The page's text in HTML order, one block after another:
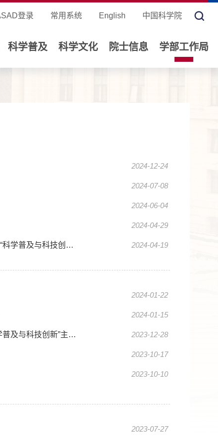
登录 常用系统 English 中国科学院
科学普及 科学文化 院士信息 学部工作局
2024-12-24
2024-07-08
2024-06-04
2024-04-29
2024-04-19
中国科学院学部工作局第三党小组与清华大学人事处、科研院党支部联合开展“科学普及与科技创新”主题党日活动
2024-01-22
2024-01-15
2023-12-28
中国科学院学部工作局第一、二、三党小组联合与腾讯公司北京总部开展“科学普及与科技创新”主题党日联学共建活动
2023-10-17
2023-10-10
2023-07-27